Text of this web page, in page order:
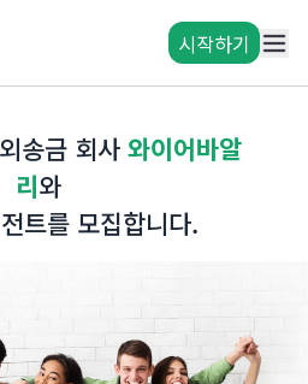
시작하기
송금 회사 와이어바알
리와
트를 모집합니다.